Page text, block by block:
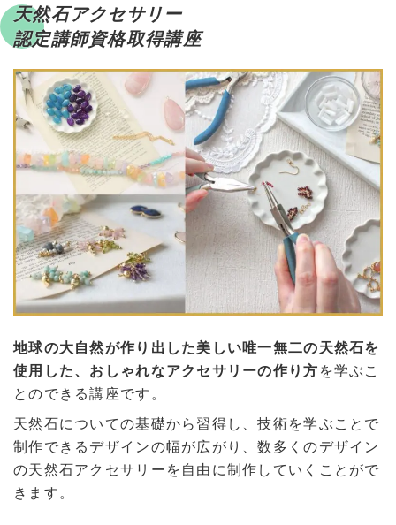
天然石アクセサリー
認定講師資格取得講座
地球の大自然が作り出した美しい唯一無二の天然石を
使用した、おしゃれなアクセサリーの作り方 を学ぶこ
とのできる講座です。
天然石についての基礎から習得し、技術を学ぶことで
制作できるデザインの幅が広がり、数多くのデザイン
の天然石アクセサリーを自由に制作していくことがで
きます。